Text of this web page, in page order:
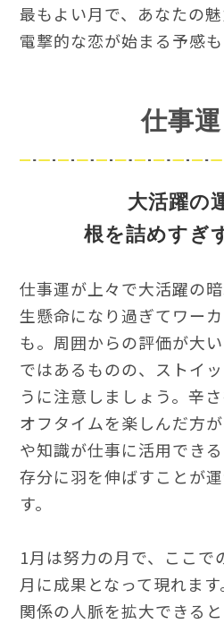
最もよい月で、あなたの魅
電撃的な恋が始まる予感も
仕事運
大活躍の
根を詰めすぎ
仕事運が上々で大活躍の
生懸命になり過ぎてワー
も。周囲からの評価が大
ではあるものの、ストイ
うに注意しましょう。辛
オフタイムを楽しんだ方
や知識が仕事に活用でき
存分に羽を伸ばすことが
す。
1月は努力の月で、ここ
月に成果となって現れま
関係の人脈を拡大できる